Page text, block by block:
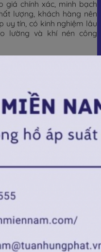
giá chính xác, minh bạch
lượng, khách hàng nên
uy tín, có kinh nghiệm lâu
lường và khí nén công